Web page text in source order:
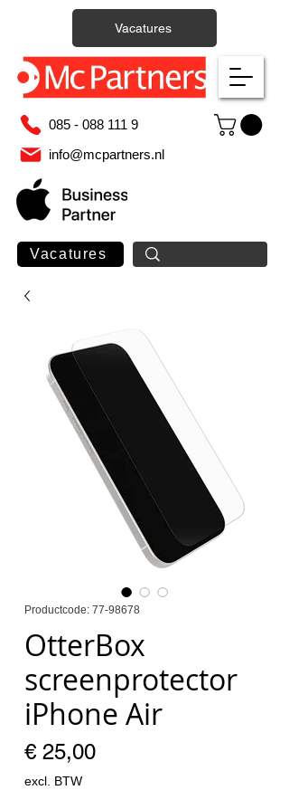
085 - 088 111 9
info@mcpartners.nl
Vacatures
Vacatures
Productcode: 77-98678
OtterBox
screenprotector
iPhone Air
€ 25,00Prijs
excl. BTW